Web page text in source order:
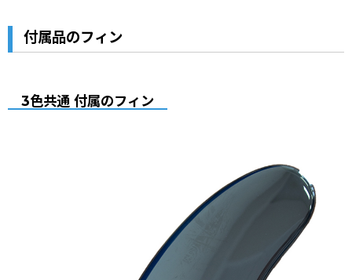
付属品のフィン
3色共通 付属のフィン